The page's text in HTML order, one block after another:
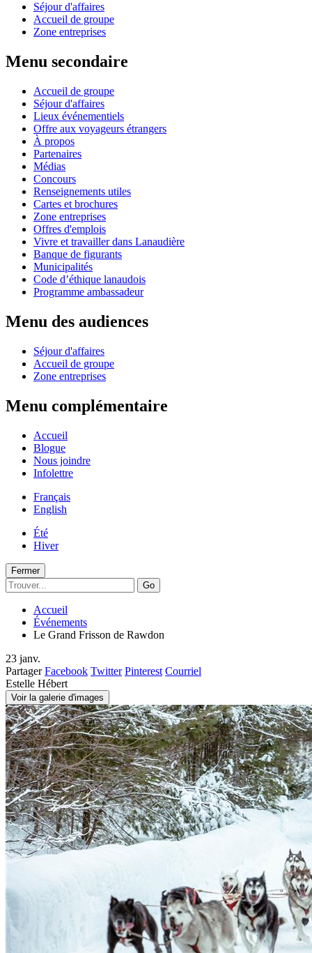
Séjour d'affaires
Accueil de groupe
Zone entreprises
Menu secondaire
Accueil de groupe
Séjour d'affaires
Lieux événementiels
Offre aux voyageurs étrangers
À propos
Partenaires
Médias
Concours
Renseignements utiles
Cartes et brochures
Zone entreprises
Offres d'emplois
Vivre et travailler dans Lanaudière
Banque de figurants
Municipalités
Code d’éthique lanaudois
Programme ambassadeur
Menu des audiences
Séjour d'affaires
Accueil de groupe
Zone entreprises
Menu complémentaire
Accueil
Blogue
Nous joindre
Infolettre
Français
English
Été
Hiver
Fermer
Go
Accueil
Événements
Le Grand Frisson de Rawdon
23 janv.
Partager Facebook Twitter Pinterest Courriel
Estelle Hébert
Voir la galerie d'images